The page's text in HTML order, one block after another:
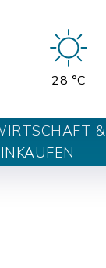
28 °C
&